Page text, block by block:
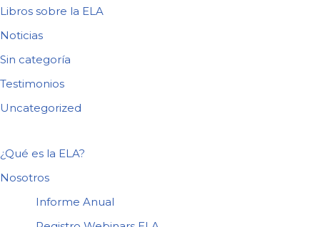
Libros sobre la ELA
Noticias
Sin categoría
Testimonios
Uncategorized
¿Qué es la ELA?
Nosotros
Informe Anual